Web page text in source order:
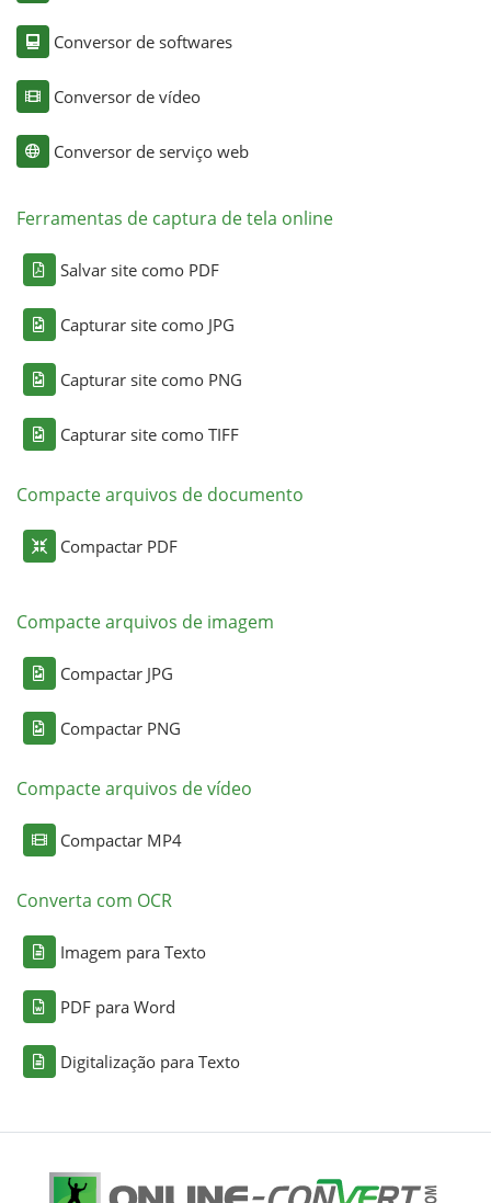
Conversor de softwares
Conversor de vídeo
Conversor de serviço web
Ferramentas de captura de tela online
Salvar site como PDF
Capturar site como JPG
Capturar site como PNG
Capturar site como TIFF
Compacte arquivos de documento
Compactar PDF
Compacte arquivos de imagem
Compactar JPG
Compactar PNG
Compacte arquivos de vídeo
Compactar MP4
Converta com OCR
Imagem para Texto
PDF para Word
Digitalização para Texto